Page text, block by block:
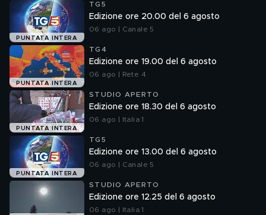
PUNTATA INTERA
TG5
Edizione ore 20.00 del 6 agosto
06 ago | Canale 5
PUNTATA INTERA
TG4
Edizione ore 19.00 del 6 agosto
06 ago | Rete 4
PUNTATA INTERA
STUDIO APERTO
Edizione ore 18.30 del 6 agosto
06 ago | Italia 1
PUNTATA INTERA
TG5
Edizione ore 13.00 del 6 agosto
06 ago | Canale 5
STUDIO APERTO
Edizione ore 12.25 del 6 agosto
06 ago | Italia 1